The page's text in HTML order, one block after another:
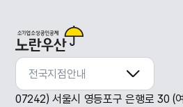
전국지점안내
전국지점안내
07242) 서울시 영등포구 은행로 30 (